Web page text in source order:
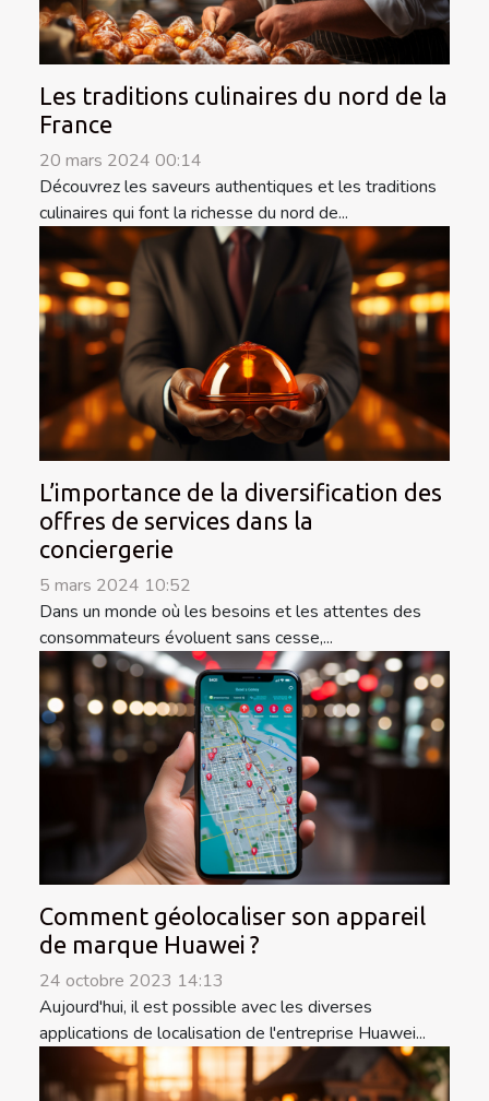
Les traditions culinaires du nord de la
France
20 mars 2024 00:14
Découvrez les saveurs authentiques et les traditions
culinaires qui font la richesse du nord de...
L’importance de la diversification des
offres de services dans la
conciergerie
5 mars 2024 10:52
Dans un monde où les besoins et les attentes des
consommateurs évoluent sans cesse,...
Comment géolocaliser son appareil
de marque Huawei ?
24 octobre 2023 14:13
Aujourd'hui, il est possible avec les diverses
applications de localisation de l'entreprise Huawei...